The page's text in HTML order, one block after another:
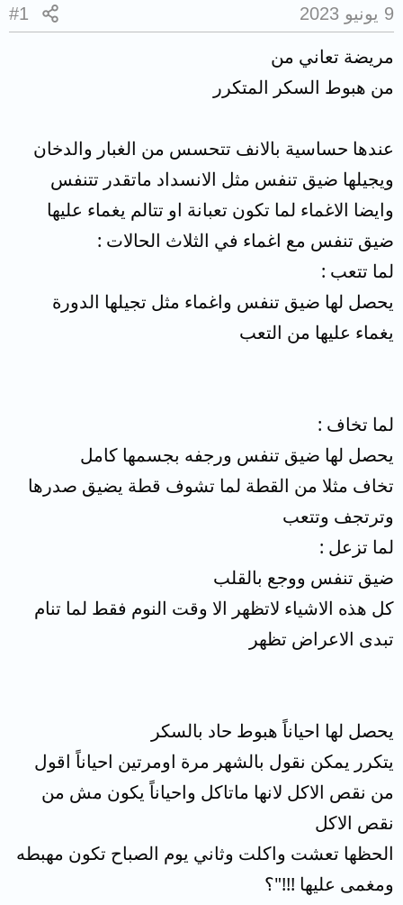
9 يونيو 2023 #1
مريضة تعاني من
من هبوط السكر المتكرر
عندها حساسية بالانف تتحسس من الغبار والدخان
ويجيلها ضيق تنفس مثل الانسداد ماتقدر تتنفس
وايضا الاغماء لما تكون تعبانة او تتالم يغماء عليها
ضيق تنفس مع اغماء في الثلاث الحالات :
لما تتعب :
يحصل لها ضيق تنفس واغماء مثل تجيلها الدورة
يغماء عليها من التعب
لما تخاف :
يحصل لها ضيق تنفس ورجفه بجسمها كامل
تخاف مثلا من القطة لما تشوف قطة يضيق صدرها
وترتجف وتتعب
لما تزعل :
ضيق تنفس ووجع بالقلب
كل هذه الاشياء لاتظهر الا وقت النوم فقط لما تنام
تبدى الاعراض تظهر
يحصل لها احياناً هبوط حاد بالسكر
يتكرر يمكن نقول بالشهر مرة اومرتين احياناً اقول
من نقص الاكل لانها ماتاكل واحياناً يكون مش من
نقص الاكل
الحظها تعشت واكلت وثاني يوم الصباح تكون مهبطه
ومغمى عليها !!!"؟